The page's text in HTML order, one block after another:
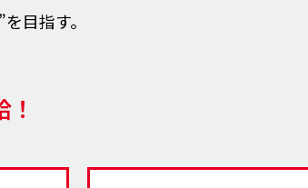
目指す。